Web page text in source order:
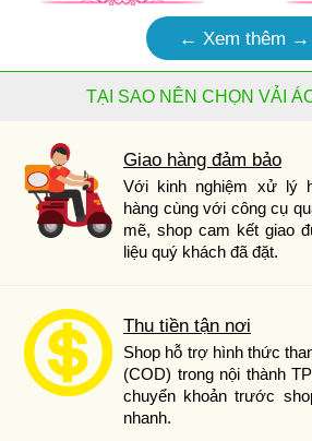
← Xem thêm →
TẠI SAO NÊN CHỌN VẢI
Giao hàng đảm bảo
Với kinh nghiệm xử lý
hàng cùng với công cụ
mẽ, shop cam kết giao
liệu quý khách đã đặt.
Thu tiền tận nơi
Shop hỗ trợ hình thức
(COD) trong nội thành
chuyển khoản trước
nhanh.